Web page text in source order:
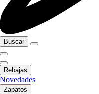
Buscar
Rebajas
Novedades
Zapatos